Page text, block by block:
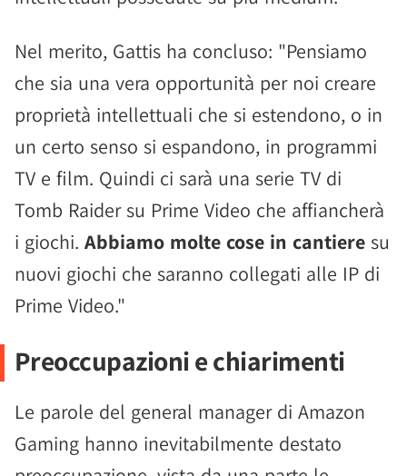
Nel merito, Gattis ha concluso: "Pensiamo
che sia una vera opportunità per noi creare
proprietà intellettuali che si estendono, o in
un certo senso si espandono, in programmi
TV e film. Quindi ci sarà una serie TV di
Tomb Raider su Prime Video che affiancherà
i giochi. Abbiamo molte cose in cantiere su
nuovi giochi che saranno collegati alle IP di
Prime Video."
Preoccupazioni e chiarimenti
Le parole del general manager di Amazon
Gaming hanno inevitabilmente destato